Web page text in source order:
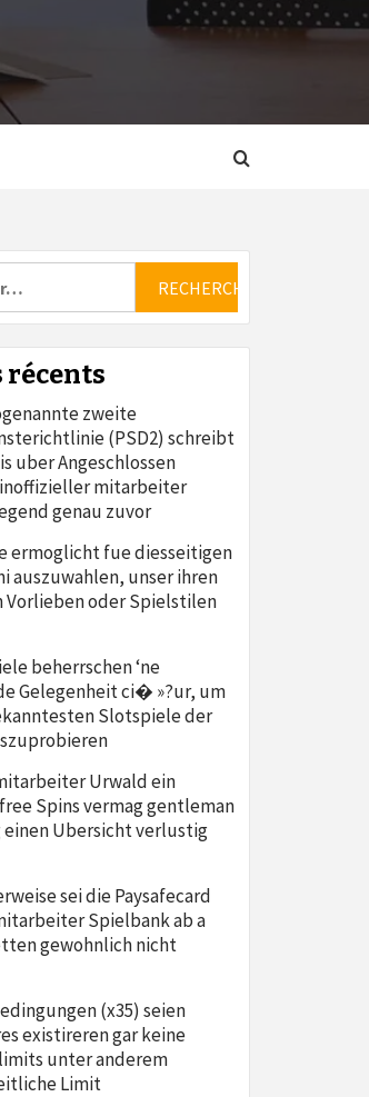
zweite
(PSD2) schreibt
uber Angeschlossen
mitarbeiter
genau zuvor
ermoglicht fue diesseitigen
auszuwahlen, unser ihren
oder Spielstilen
beherrschen ‘ne
Gelegenheit ci� »?ur, um
Slotspiele der
Urwald ein
Spins vermag gentleman
Ubersicht verlustig
sei die Paysafecard
Spielbank ab a
gewohnlich nicht
(x35) seien
existireren gar keine
unter anderem
Limit